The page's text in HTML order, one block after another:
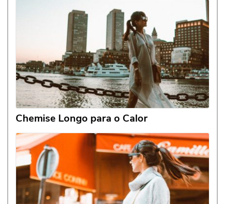
Chemise Longo para o Calor